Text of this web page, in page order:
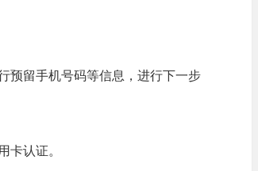
预留手机号码等信息，进行下一步
卡认证。